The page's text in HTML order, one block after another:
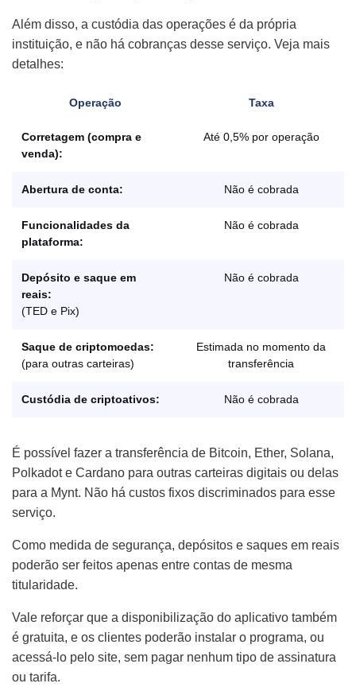
Além disso, a custódia das operações é da própria
instituição, e não há cobranças desse serviço. Veja mais
detalhes:
Operação Taxa
Corretagem (compra e
venda):
Até 0,5% por operação
Abertura de conta: Não é cobrada
Funcionalidades da
plataforma:
Não é cobrada
Depósito e saque em
reais:
(TED e Pix)
Não é cobrada
Saque de criptomoedas:
(para outras carteiras)
Estimada no momento da
transferência
Custódia de criptoativos: Não é cobrada
É possível fazer a transferência de Bitcoin, Ether, Solana,
Polkadot e Cardano para outras carteiras digitais ou delas
para a Mynt. Não há custos fixos discriminados para esse
serviço.
Como medida de segurança, depósitos e saques em reais
poderão ser feitos apenas entre contas de mesma
titularidade.
Vale reforçar que a disponibilização do aplicativo também
é gratuita, e os clientes poderão instalar o programa, ou
acessá-lo pelo site, sem pagar nenhum tipo de assinatura
ou tarifa.